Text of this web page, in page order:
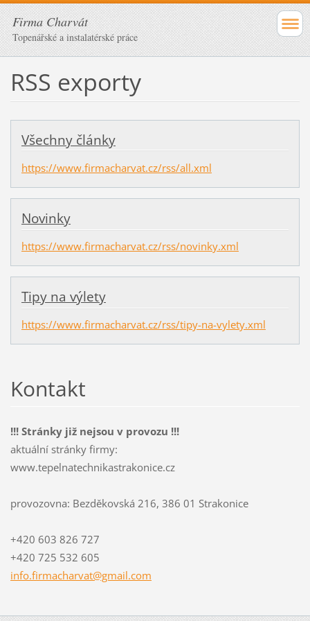
Firma Charvát
Topenářské a instalatérské práce
RSS exporty
Všechny články
https://www.firmacharvat.cz/rss/all.xml
Novinky
https://www.firmacharvat.cz/rss/novinky.xml
Tipy na výlety
https://www.firmacharvat.cz/rss/tipy-na-vylety.xml
Kontakt
!!! Stránky již nejsou v provozu !!!
aktuální stránky firmy:
www.tepelnatechnikastrakonice.cz
provozovna: Bezděkovská 216, 386 01 Strakonice
+420 603 826 727
+420 725 532 605
info.firmacharvat@gmail.com